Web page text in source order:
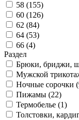
58 (155)
60 (126)
62 (84)
64 (53)
66 (4)
Раздел
Брюки, бриджи,
Мужской
Ночные сорочки (
Пижамы (22)
Термобелье (1)
Толстовки,